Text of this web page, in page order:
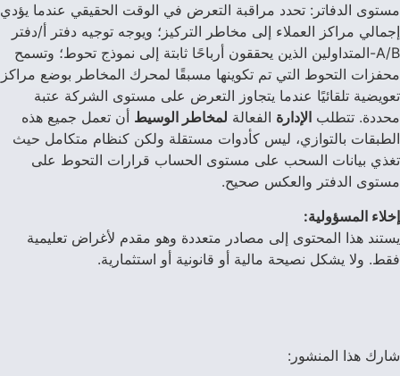
مستوى الدفاتر: تحدد مراقبة التعرض في الوقت الحقيقي عندما يؤدي
إجمالي مراكز العملاء إلى مخاطر التركيز؛ ويوجه توجيه دفتر أ/دفتر
A/B-المتداولين الذين يحققون أرباحًا ثابتة إلى نموذج تحوط؛ وتسمح
محفزات التحوط التي تم تكوينها مسبقًا لمحرك المخاطر بوضع مراكز
تعويضية تلقائيًا عندما يتجاوز التعرض على مستوى الشركة عتبة
محددة. تتطلب الإدارة الفعالة لمخاطر الوسيط أن تعمل جميع هذه
الطبقات بالتوازي، ليس كأدوات مستقلة ولكن كنظام متكامل حيث
تغذي بيانات السحب على مستوى الحساب قرارات التحوط على
مستوى الدفتر والعكس صحيح.
إخلاء المسؤولية:
يستند هذا المحتوى إلى مصادر متعددة وهو مقدم لأغراض تعليمية
فقط. ولا يشكل نصيحة مالية أو قانونية أو استثمارية.
شارك هذا المنشور: